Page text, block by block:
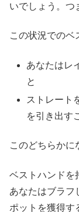
いでしょう。つ
この状況でのベ
あなたはレ
と
ストレート
を引き出す
このどちらかに
ベストハンドを
あなたはブラフ
ポットを獲得す